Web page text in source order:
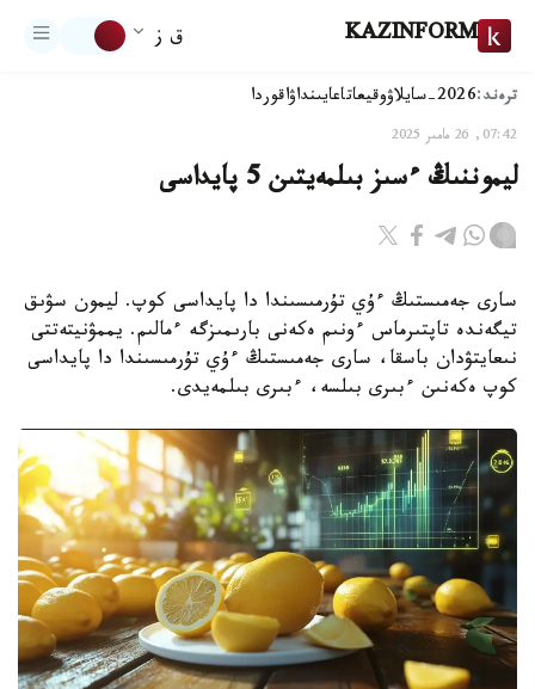
KAZINFORM ق ز
ترەند:2026-سايلاۋ وقيعاتاعايىنداۋاقوردا
07:42, 26 مامىر 2025
ليموننىڭ ءسىز بىلمەيتىن 5 پايداسى
سارى جەمىستىڭ ءۇي تۇرمىسىندا دا پايداسى كوپ. ليمون سۋىق
تيگەندە تاپتىرماس ءونىم ەكەنى بارىمىزگە ءمالىم. يممۋنيتەتتى
نىعايتۋدان باسقا، سارى جەمىستىڭ ءۇي تۇرمىسىندا دا پايداسى
كوپ ەكەنىن ءبىرى بىلسە، ءبىرى بىلمەيدى.